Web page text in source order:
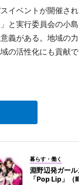
イベントが開催さ
と実行委員会の小
義がある。地域の
の活性化にも貢献で
暮らす・働く
淵野辺発ガー
「Pop Lip」（